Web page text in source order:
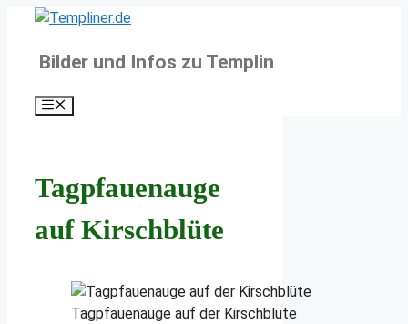
springenBilder und Infos zu Templin
Menü
Tagpfauenauge
auf Kirschblüte
Tagpfauenauge auf der Kirschblüte